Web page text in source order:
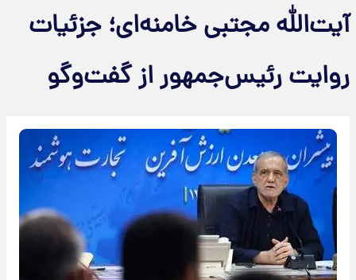
آیت‌الله مجتبی خامنه‌ای؛ جزئیات
روایت رئیس‌جمهور از گفت‌وگو